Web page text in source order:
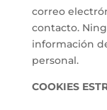
correo
contacto.
información
personal.
COOKIES